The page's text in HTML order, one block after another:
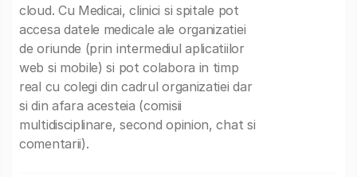
cloud. Cu Medicai, clinici si spitale pot
accesa datele medicale ale organizatiei
de oriunde (prin intermediul aplicatiilor
web si mobile) si pot colabora in timp
real cu colegi din cadrul organizatiei dar
si din afara acesteia (comisii
multidisciplinare, second opinion, chat si
comentarii).